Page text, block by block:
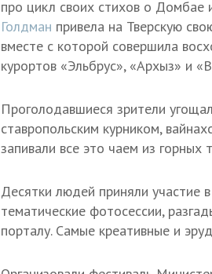
про цикл своих стихов о Домбае
Голдман привела на Тверскую
вместе с которой совершила
курортов «Эльбрус», «Архыз» и
Проголодавшиеся зрители
ставропольским курником,
запивали все это чаем из горных
Десятки людей приняли участие
тематические фотосессии,
порталу. Самые креативные и